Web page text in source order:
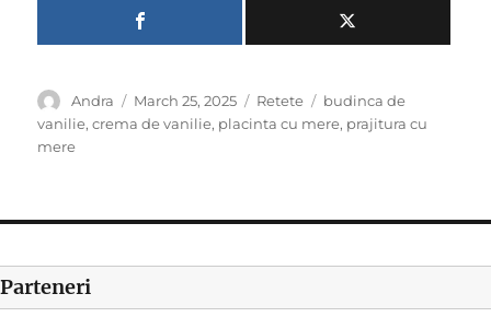
Author
Andra
Posted
on
March 25, 2025 Categories
Retete Tags
budinca de
vanilie,crema de vanilie, placinta cu mere, prajitura cu
mere
Parteneri